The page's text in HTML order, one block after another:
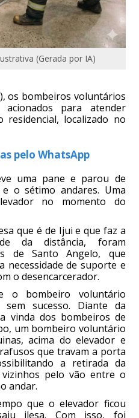
(Gerada por IA)
os bombeiros voluntários
para atender
localizado no
pelo WhatsApp
uma pane e parou de
o sétimo andares. Uma
no momento do
que é de Ijui e que faz a
da distância, foram
de Santo Angelo, que
necessidade de suporte e
o desencarcerador.
o bombeiro voluntário
sucesso. Diante da
vinda dos bombeiros de
um bombeiro voluntário
acima do elevador e
que travam a porta
a retirada da
pelo vão entre o
andar.
que o elevador ficou
ilesa. Com isso, foi